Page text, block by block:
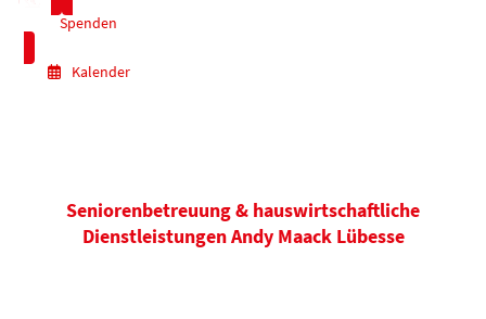
Spenden
Kalender
Seniorenbetreuung & hauswirtschaftliche
Dienstleistungen Andy Maack Lübesse